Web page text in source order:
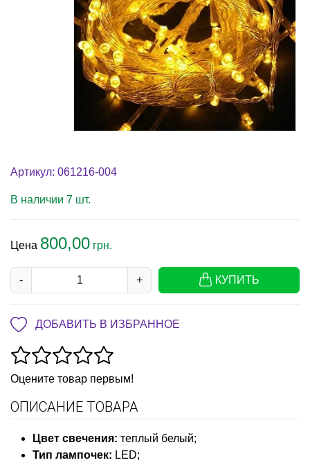
Артикул: 061216-004
В наличии 7 шт.
Цена 800,00 грн.
- + КУПИТЬ
ДОБАВИТЬ В ИЗБРАННОЕ
Оцените товар первым!
ОПИСАНИЕ ТОВАРА
Цвет свечения: теплый белый;
Тип лампочек: LED;